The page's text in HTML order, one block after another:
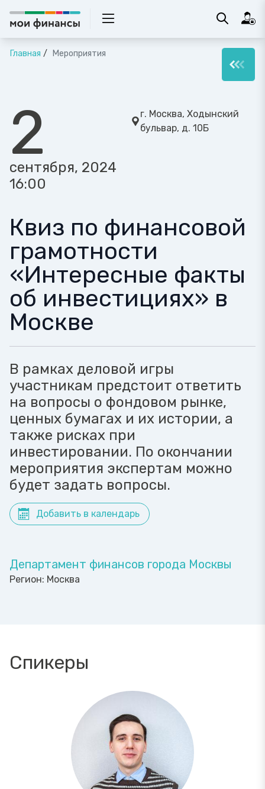
Главная Мероприятия
2
сентября, 2024
16:00
г. Москва, Ходынский
бульвар, д. 10Б
Квиз по финансовой
грамотности
«Интересные факты
об инвестициях» в
Москве
В рамках деловой игры
участникам предстоит ответить
на вопросы о фондовом рынке,
ценных бумагах и их истории, а
также рисках при
инвестировании. По окончании
мероприятия экспертам можно
будет задать вопросы.
Добавить в календарь
Департамент финансов города Москвы
Регион: Москва
Спикеры